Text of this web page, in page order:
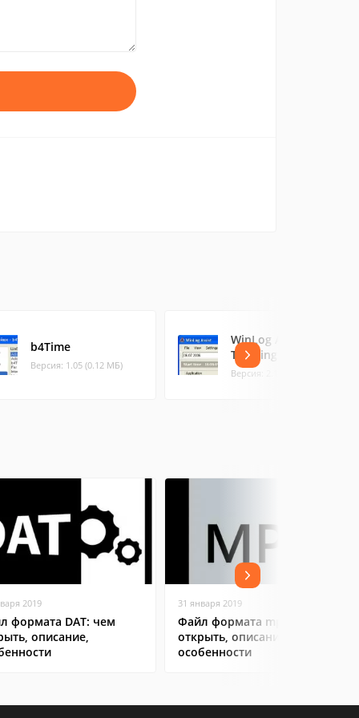
b4Time
Версия: 1.05 (0.12 МБ)
WinLog Assist Task
Tracking
Версия: 2.1.5 (5.93 МБ)
2019
формата DAT: чем
описание,
31 января 2019
Файл формата mpp: чем
открыть, описание,
особенности